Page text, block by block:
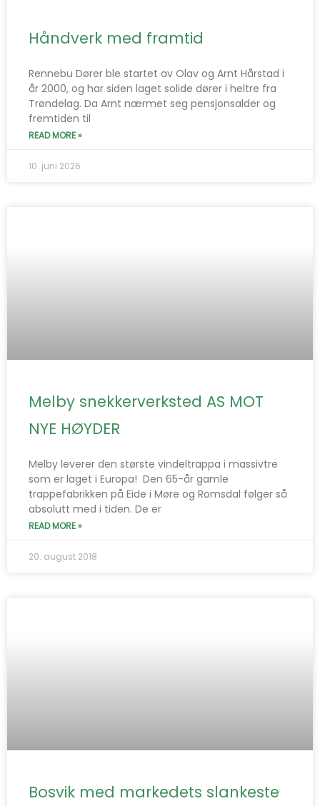
Håndverk med framtid
Rennebu Dører ble startet av Olav og Arnt Hårstad i
år 2000, og har siden laget solide dører i heltre fra
Trøndelag. Da Arnt nærmet seg pensjonsalder og
fremtiden til
READ MORE »
10. juni 2026
Melby snekkerverksted AS MOT
NYE HØYDER
Melby leverer den største vindeltrappa i massivtre
som er laget i Europa! Den 65-år gamle
trappefabrikken på Eide i Møre og Romsdal følger så
absolutt med i tiden. De er
READ MORE »
20. august 2018
Bosvik med markedets slankeste